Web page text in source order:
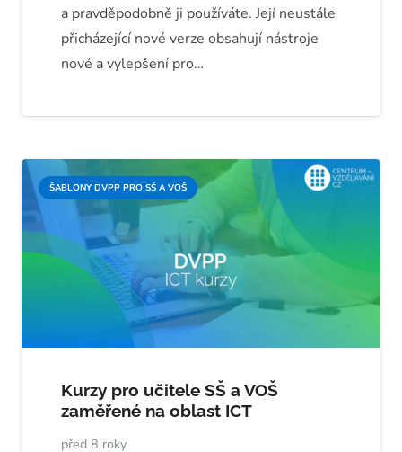
a pravděpodobně ji používáte. Její neustále
přicházející nové verze obsahují nástroje
nové a vylepšení pro…
ŠABLONY DVPP PRO SŠ A VOŠ
Kurzy pro učitele SŠ a VOŠ
zaměřené na oblast ICT
před 8 roky